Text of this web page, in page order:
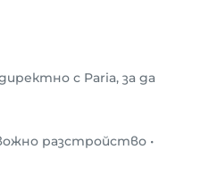
с Paria, за да
разстройство •